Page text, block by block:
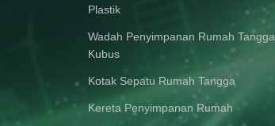
Plastik
Wadah Penyimpanan Rumah Tangga
Kubus
Kotak Sepatu Rumah Tangga
Kereta Penyimpanan Rumah